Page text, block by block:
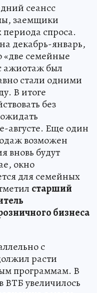
сеансс
заемщики
спроса.
декабрь-январь,
«две семейные
ажиотаж был
стали одними
В итоге
без
августе. Еще один
возможен
вновь будут
окно
для семейных
старший
бизнеса
с
расти
программам. В
ВТБ увеличилось